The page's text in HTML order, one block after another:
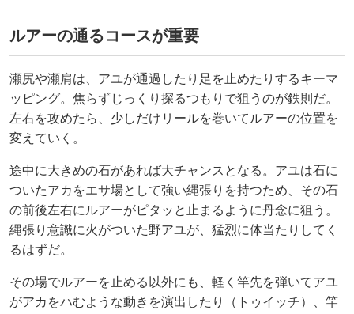
ルアーの通るコースが重要
瀬尻や瀬肩は、アユが通過したり足を止めたりするキーマ
ッピング。焦らずじっくり探るつもりで狙うのが鉄則だ。
左右を攻めたら、少しだけリールを巻いてルアーの位置を
変えていく。
途中に大きめの石があれば大チャンスとなる。アユは石に
ついたアカをエサ場として強い縄張りを持つため、その石
の前後左右にルアーがピタッと止まるように丹念に狙う。
縄張り意識に火がついた野アユが、猛烈に体当たりしてく
るはずだ。
その場でルアーを止める以外にも、軽く竿先を弾いてアユ
がアカをハむような動きを演出したり（トゥイッチ）、竿